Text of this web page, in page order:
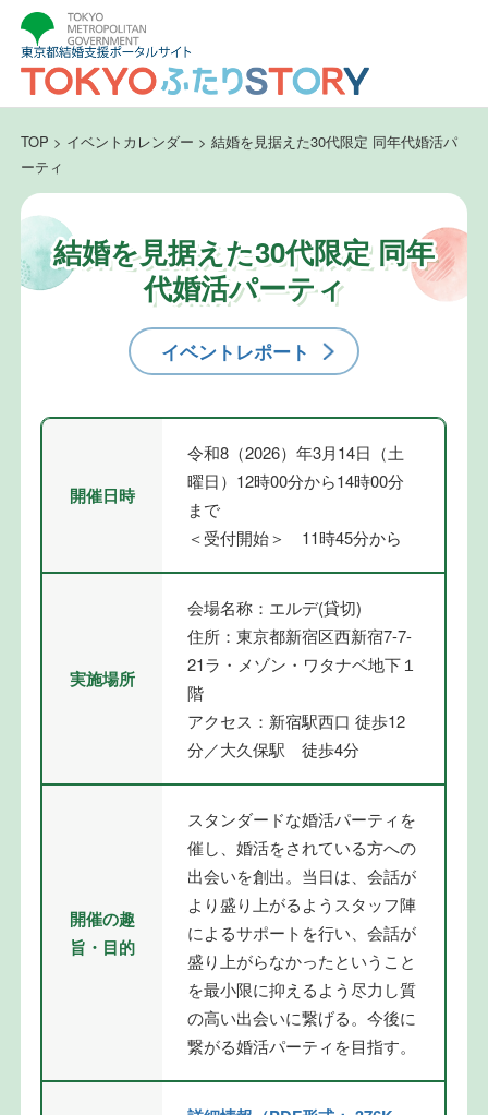
TOP > イベントカレンダー > 結婚を見据えた30代限定 同年代婚活パ
ーティ
結婚を見据えた30代限定 同年
代婚活パーティ
イベントレポート
開催日時
令和8（2026）年3月14日（土
曜日）12時00分から14時00分
まで
＜受付開始＞ 11時45分から
実施場所
会場名称：エルデ(貸切)
住所：東京都新宿区西新宿7-7-
21ラ・メゾン・ワタナベ地下１
階
アクセス：新宿駅西口 徒歩12
分／大久保駅 徒歩4分
開催の趣
旨・目的
スタンダードな婚活パーティを
催し、婚活をされている方への
出会いを創出。当日は、会話が
より盛り上がるようスタッフ陣
によるサポートを行い、会話が
盛り上がらなかったということ
を最小限に抑えるよう尽力し質
の高い出会いに繋げる。今後に
繋がる婚活パーティを目指す。